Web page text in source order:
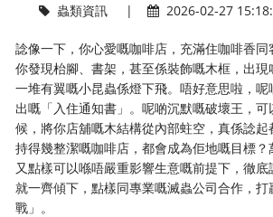
蟲類資訊| 2026-02-27
諗像一下，你心愛嘅咖啡店，充滿住咖啡香同
你發現枱腳、書架，甚至係裝飾嘅木框，出
一堆有翼嘅小昆蟲係燈下飛。唔好意思啦，
出嘅「入住通知書」。呢啲沉默嘅破壞王，
候，將你店舖嘅木結構從內部蛀空，真係諗
持得幾整潔嘅咖啡店，都會成為佢地嘅目標？
又點樣可以喺唔嚴重影響生意嘅前提下，徹
就一齊傾下，點樣同專業嘅滅蟲公司合作，
戰」。